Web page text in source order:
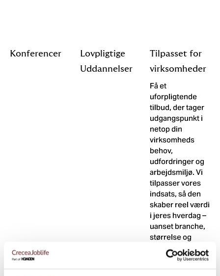
Konferencer
Lovpligtige
Uddannelser
Tilpasset for
virksomheder
Få et
uforpligtende
tilbud, der tager
udgangspunkt i
netop din
virksomheds
behov,
udfordringer og
arbejdsmiljø. Vi
tilpasser vores
indsats, så den
skaber reel værdi
i jeres hverdag –
uanset branche,
størrelse og
kompleksitet.